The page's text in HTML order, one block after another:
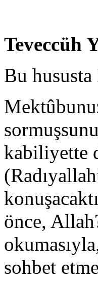
Teveccüh
Bu
kabiliyette
önce,
sohbet